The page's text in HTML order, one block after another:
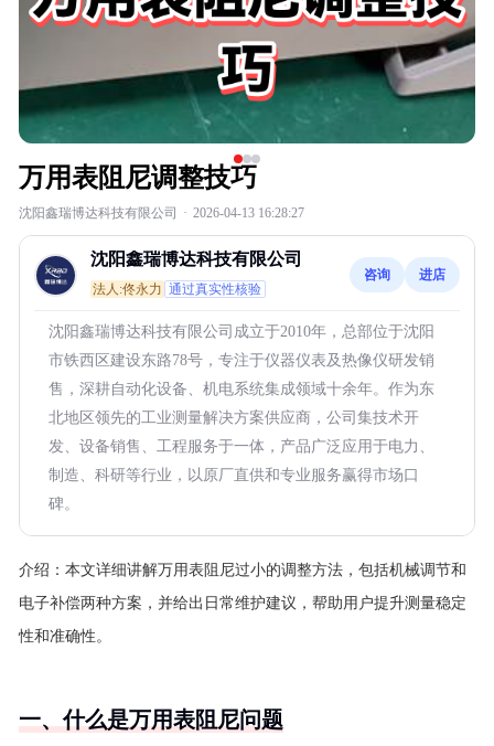
万用表阻尼调整技巧
沈阳鑫瑞博达科技有限公司 · 2026-04-13 16:28:27
沈阳鑫瑞博达科技有限公司
法人:佟永力 通过真实性核验
咨询 进店
沈阳鑫瑞博达科技有限公司成立于2010年，总部位于沈阳
市铁西区建设东路78号，专注于仪器仪表及热像仪研发销
售，深耕自动化设备、机电系统集成领域十余年。作为东
北地区领先的工业测量解决方案供应商，公司集技术开
发、设备销售、工程服务于一体，产品广泛应用于电力、
制造、科研等行业，以原厂直供和专业服务赢得市场口
碑。
介绍： 本文详细讲解万用表阻尼过小的调整方法，包括机械调节和
电子补偿两种方案，并给出日常维护建议，帮助用户提升测量稳定
性和准确性。
一、什么是万用表阻尼问题